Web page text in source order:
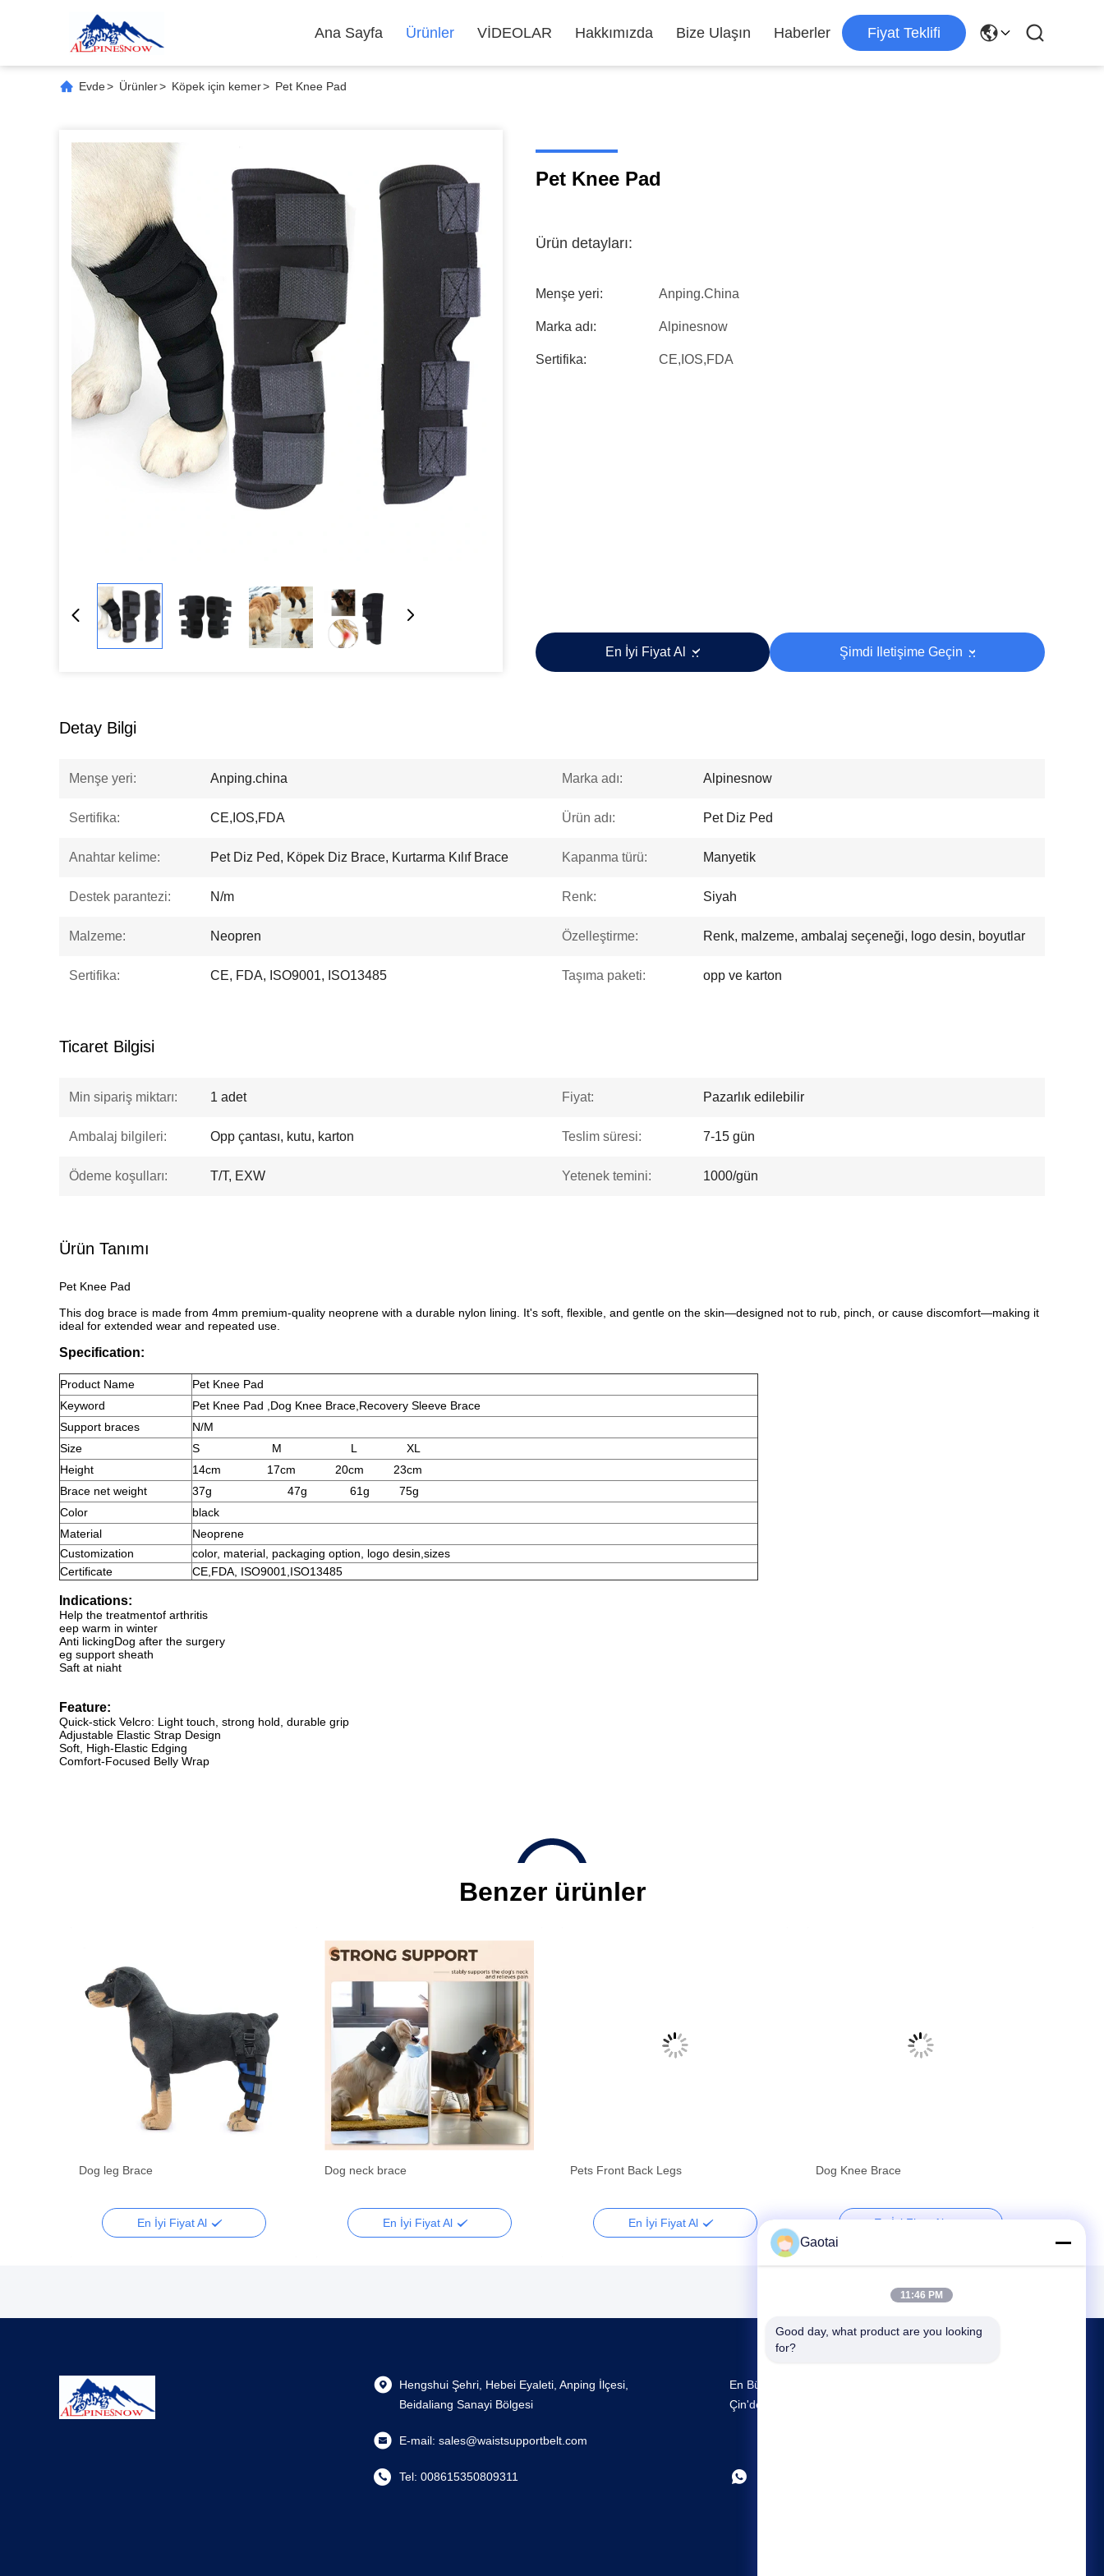
Ana Sayfa Ürünler VİDEOLAR Hakkımızda Bize Ulaşın Haberler Fiyat Teklifi
Evde> Ürünler> Köpek için kemer> Pet Knee Pad
Pet Knee Pad
Ürün detayları:
Menşe yeri: Anping.china
Marka adı: Alpinesnow
Sertifika: CE,IOS,FDA
En İyi Fiyat Al Şimdi Iletişime Geçin
Detay Bilgi
Menşe yeri: Anping.china Marka adı: Alpinesnow
Sertifika: CE,IOS,FDA Ürün adı: Pet Diz Ped
Anahtar kelime: Pet Diz Ped, Köpek Diz Brace, Kurtarma Kılıf Brace Kapanma türü: Manyetik
Destek parantezi: N/m Renk: Siyah
Malzeme: Neopren Özelleştirme: Renk, malzeme, ambalaj seçeneği, logo desin, boyutlar
Sertifika: CE, FDA, ISO9001, ISO13485 Taşıma paketi: opp ve karton
Ticaret Bilgisi
Min sipariş miktarı: 1 adet Fiyat: Pazarlık edilebilir
Ambalaj bilgileri: Opp çantası, kutu, karton Teslim süresi: 7-15 gün
Ödeme koşulları: T/T, EXW Yetenek temini: 1000/gün
Ürün Tanımı
Pet Knee Pad
This dog brace is made from 4mm premium-quality neoprene with a durable nylon lining. It's soft, flexible, and gentle on the skin—designed not to rub, pinch, or cause discomfort—making it
ideal for extended wear and repeated use.
Specification:
Product Name
Pet Knee Pad
Keyword
Pet Knee Pad ,Dog Knee Brace,Recovery Sleeve Brace
Support braces
N/M
Size
S M L
XL
Height
14cm 17cm 20cm
23cm
Brace net weight
37g 47g 61g
75g
Color
black
Material
Neoprene
Customization
color, material, packaging option, logo desin,sizes
Certificate
CE,FDA, ISO9001,ISO13485
Indications:
Help the treatmentof arthritis
eep warm in winter
Anti lickingDog after the surgery
eg support sheath
Saft at niaht
Feature:
Quick-stick Velcro: Light touch, strong hold, durable grip
Adjustable Elastic Strap Design
Soft, High-Elastic Edging
Comfort-Focused Belly Wrap
Benzer ürünler
Dog leg Brace
En İyi Fiyat Al
Dog neck brace
En İyi Fiyat Al
Pets Front Back Legs
En İyi Fiyat Al
Dog Knee Brace
En İyi Fiyat Al
Hengshui Şehri, Hebei Eyaleti, Anping İlçesi,
Beidaliang Sanayi Bölgesi
E-mail: sales@waistsupportbelt.com
Tel: 008615350809311
En Büyük Ar-Ge Ve Üretim Back Support
Çin'deki Tedarikçi
Gaotai
11:46 PM
Good day, what product are you looking
for?